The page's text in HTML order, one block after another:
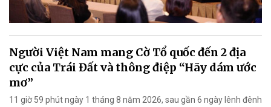
Người Việt Nam mang Cờ Tổ quốc đến 2 địa
cực của Trái Đất và thông điệp “Hãy dám ước
mơ”
11 giờ 59 phút ngày 1 tháng 8 năm 2026, sau gần 6 ngày lênh đênh